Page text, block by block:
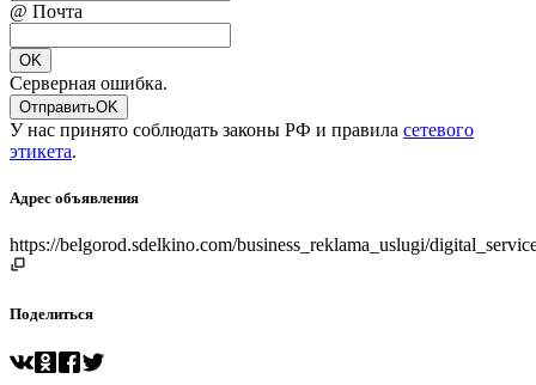
@ Почта
OK
Серверная ошибка.
ОтправитьOK
У нас принято соблюдать законы РФ и правила сетевого
этикета.
Адрес объявления
https://belgorod.sdelkino.com/business_reklama_uslugi/
Поделиться